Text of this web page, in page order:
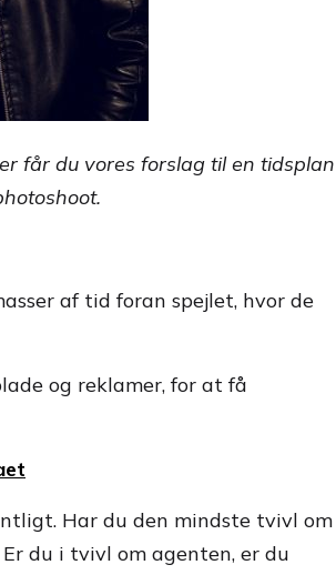
får du vores forslag til en tidsplan
af tid foran spejlet, hvor de
og reklamer, for at få
Har du den mindste tvivl om
du i tvivl om agenten, er du